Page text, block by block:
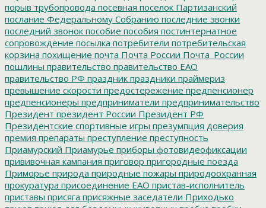
порыв трубопровода посевная поселок Партизанский
послание Федеральному Собранию последние звонки
последний звонок пособие пособия постинтернатное
сопровождение посылка потребители потребительская
корзина похищение почта Почта России Почта_России
пошлины правительство правительство ЕАО
правительство РФ праздник праздники праймериз
превышение скорости предостережение предпенсионер
предпенсионеры предприниматели предпринимательство
Президент президент России Президент РФ
Президентские спортивные игры презумпция доверия
премия препараты преступление преступность
Приамурский Приамурье приборы фотовидеофиксации
прививочная кампания приговор пригородные поезда
Приморье природа природные пожары природоохранная
прокуратура присоединение ЕАО пристав-исполнитель
приставы присяга присяжные заседатели Приходько